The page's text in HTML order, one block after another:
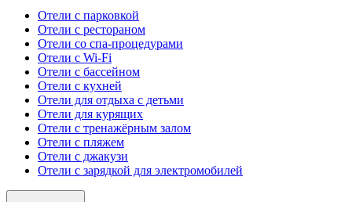
Отели с парковкой
Отели с рестораном
Отели со спа-процедурами
Отели с Wi-Fi
Отели с бассейном
Отели с кухней
Отели для отдыха с детьми
Отели для курящих
Отели с тренажёрным залом
Отели с пляжем
Отели с джакузи
Отели с зарядкой для электромобилей